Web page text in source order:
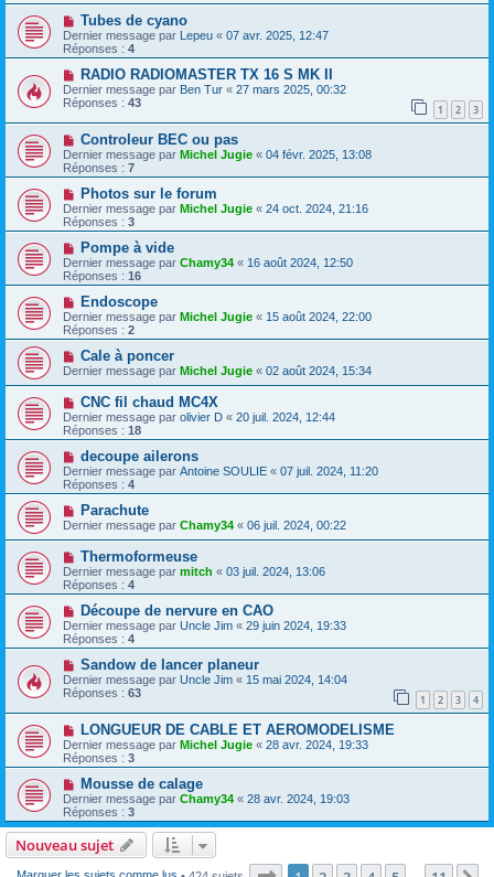
Tubes de cyano
Dernier message par Lepeu « 07 avr. 2025, 12:47
Réponses : 4
RADIO RADIOMASTER TX 16 S MK II
Dernier message par Ben Tur « 27 mars 2025, 00:32
Réponses : 43 1 2 3
Controleur BEC ou pas
Dernier message par Michel Jugie « 04 févr. 2025, 13:08
Réponses : 7
Photos sur le forum
Dernier message par Michel Jugie « 24 oct. 2024, 21:16
Réponses : 3
Pompe à vide
Dernier message par Chamy34 « 16 août 2024, 12:50
Réponses : 16
Endoscope
Dernier message par Michel Jugie « 15 août 2024, 22:00
Réponses : 2
Cale à poncer
Dernier message par Michel Jugie « 02 août 2024, 15:34
CNC fil chaud MC4X
Dernier message par olivier D « 20 juil. 2024, 12:44
Réponses : 18
decoupe ailerons
Dernier message par Antoine SOULIE « 07 juil. 2024, 11:20
Réponses : 4
Parachute
Dernier message par Chamy34 « 06 juil. 2024, 00:22
Thermoformeuse
Dernier message par mitch « 03 juil. 2024, 13:06
Réponses : 4
Découpe de nervure en CAO
Dernier message par Uncle Jim « 29 juin 2024, 19:33
Réponses : 4
Sandow de lancer planeur
Dernier message par Uncle Jim « 15 mai 2024, 14:04
Réponses : 63 1 2 3 4
LONGUEUR DE CABLE ET AEROMODELISME
Dernier message par Michel Jugie « 28 avr. 2024, 19:33
Réponses : 3
Mousse de calage
Dernier message par Chamy34 « 28 avr. 2024, 19:03
Réponses : 3
Nouveau sujet